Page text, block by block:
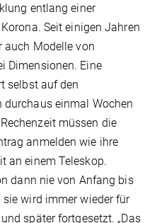
entlang einer
Seit einigen Jahren
auch Modelle von
Dimensionen. Eine
selbst auf den
einmal Wochen
müssen die
anmelden wie ihre
an einem Teleskop.
dann nie von Anfang bis
wird immer wieder für
später fortgesetzt. „Das